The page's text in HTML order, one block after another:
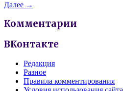
Далее →
Комментарии
ВКонтакте
Редакция
Разное
Правила комментирования